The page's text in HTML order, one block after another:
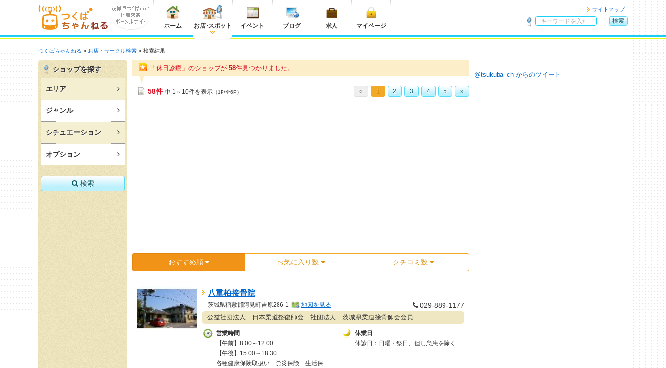
ホーム お店・スポット イベント ブログ 求人 マイページ
サイトマップ
検
索
検索
つくばちゃんねる お店・サークル検索 検索結果
「休日診療」のショップが 58件見つかりました。
58件 中 1～10件を表示 （1P/全6P） « 1 2 3 4 5 »
おすすめ順 お気に入り数 クチコミ数
八重柏接骨院
茨城県稲敷郡阿見町吉原286-1 地図を見る 029-889-1177
公益社団法人 日本柔道整復師会 社団法人 茨城県柔道接骨師会会員
営業時間
【午前】8:00～12:00
【午後】15:00～18:30
各種健康保険取扱い 労災保険 生活保
休業日
休診日：日曜・祭日、但し急患を除く
ショップを探す
エリア
ジャンル
シチュエーション
オプション
検索
@tsukuba_ch からのツイート